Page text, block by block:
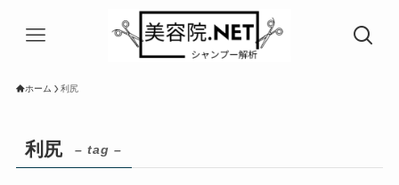
ホーム 利尻
利尻 – tag –